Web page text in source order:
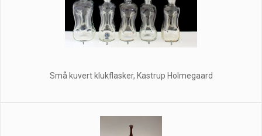
Små kuvert klukflasker, Kastrup Holmegaard